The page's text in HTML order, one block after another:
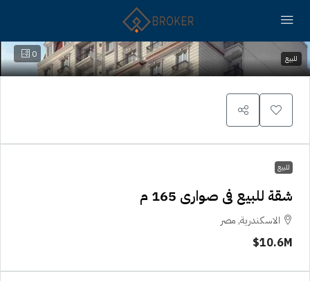
0 للبيع
للبيع
شقة للبيع فى صوارى 165 م
الاسكندرية, مصر
10.6M$